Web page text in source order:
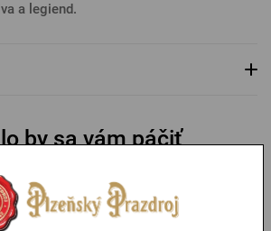
a legiend.
by sa vám páčiť